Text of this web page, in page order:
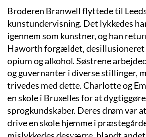
Broderen Branwell flyttede til
kunstundervisning. Det lykkedes
igennem som kunstner, og han
Haworth forgældet, desillusioneret
opium og alkohol. Søstrene
og guvernanter i diverse stillinger,
trivedes med dette. Charlotte og
en skole i Bruxelles for at
sprogkundskaber. Deres drøm var
drive en skole hjemme i